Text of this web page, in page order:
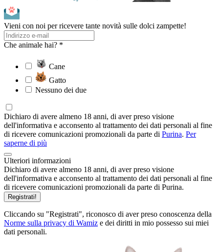
Vieni con noi per ricevere tante novità sulle dolci zampette!
Che animale hai? *
Cane
Gatto
Nessuno dei due
Dichiaro di avere almeno 18 anni, di aver preso visione
dell'informativa e acconsento al trattamento dei dati personali al fine
di ricevere comunicazioni promozionali da parte di Purina. Per
saperne di più
Ulteriori informazioni
Dichiaro di avere almeno 18 anni, di aver preso visione
dell'informativa e acconsento al trattamento dei dati personali al fine
di ricevere comunicazioni promozionali da parte di Purina.
Registrati!
Cliccando su "Registrati", riconosco di aver preso conoscenza della
Norme sulla privacy di Wamiz e dei diritti in mio possesso sui miei
dati personali.